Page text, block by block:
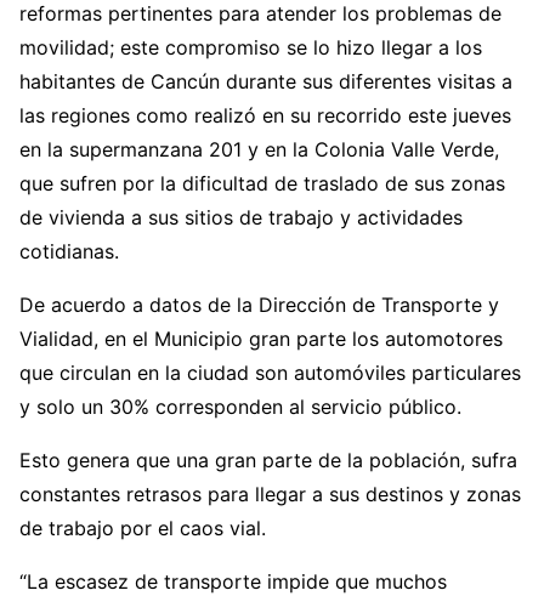
reformas pertinentes para atender los problemas de
movilidad; este compromiso se lo hizo llegar a los
habitantes de Cancún durante sus diferentes visitas a
las regiones como realizó en su recorrido este jueves
en la supermanzana 201 y en la Colonia Valle Verde,
que sufren por la dificultad de traslado de sus zonas
de vivienda a sus sitios de trabajo y actividades
cotidianas.
De acuerdo a datos de la Dirección de Transporte y
Vialidad, en el Municipio gran parte los automotores
que circulan en la ciudad son automóviles particulares
y solo un 30% corresponden al servicio público.
Esto genera que una gran parte de la población, sufra
constantes retrasos para llegar a sus destinos y zonas
de trabajo por el caos vial.
“La escasez de transporte impide que muchos